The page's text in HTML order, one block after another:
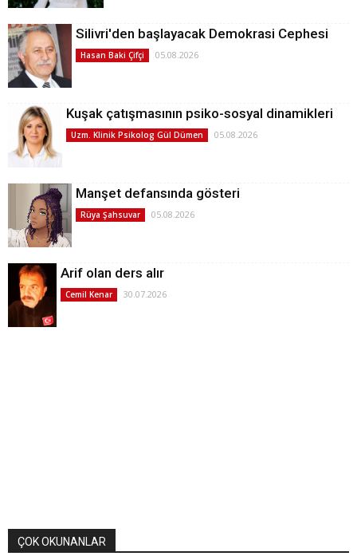
Silivri'den başlayacak Demokrasi Cephesi
Hasan Baki Çifçi 05.08.2026
Kuşak çatışmasının psiko-sosyal dinamikleri
Uzm. Klinik Psikolog Gül Dümen 05.08.2026
Manşet defansında gösteri
Rüya Şahsuvar 05.08.2026
Arif olan ders alır
Cemil Kenar 30.07.2026
ÇOK OKUNANLAR